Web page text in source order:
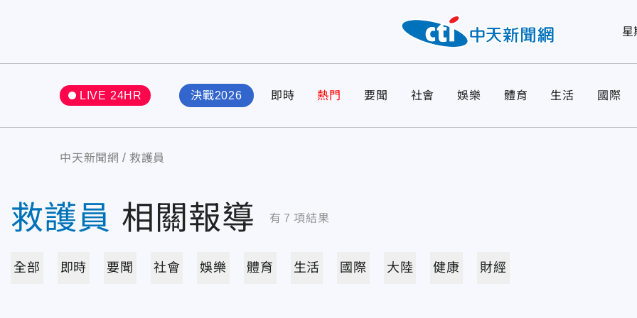
星
LIVE 24HR 決戰2026 即時 熱門 要聞 社會 娛樂 體育 生活 國際
中天新聞網 救護員
救護員 相關報導 有 7 項結果
全部 即時 要聞 社會 娛樂 體育 生活 國際 大陸 健康 財經